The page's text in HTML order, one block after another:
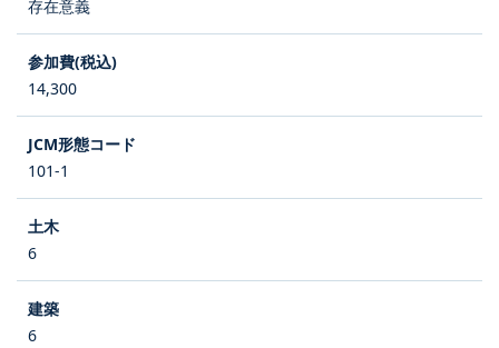
存在意義
14,300
101-1
6
6